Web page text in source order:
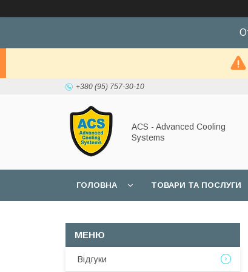
+380 (95) 757-30-10
ACS - Advanced Cooling
Systems
ГОЛОВНА ТОВАРИ ТА ПОСЛУГИ
Відгуки